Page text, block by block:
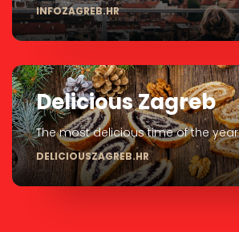
INFOZAGREB.HR
Delicious Zagreb
The most delicious time of the year
DELICIOUSZAGREB.HR